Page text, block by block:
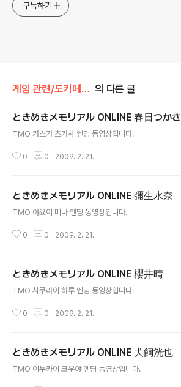
구독하기
게임 관련/도키메키 메모리얼 ONLINE 의 다른 글
ときめきメモリアル ONLINE 春日つかさ
TMO 카스가 츠카사 엔딩 동영상입니다.
0 0 2009. 2. 21.
ときめきメモリアル ONLINE 彌生水奈
TMO 야요이 미나 엔딩 동영상입니다.
0 0 2009. 2. 21.
ときめきメモリアル ONLINE 櫻井晴
TMO 사쿠라이 하루 엔딩 동영상입니다.
0 0 2009. 2. 21.
ときめきメモリアル ONLINE 犬飼洸也
TMO 이누카이 코우야 엔딩 동영상입니다.